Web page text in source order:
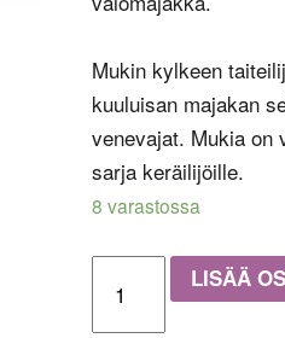
Mukin kylkeen
kuuluisan majakan
venevajat. Mukia on
sarja keräilijöille.
8 varastossa
Utössä
LISÄÄ